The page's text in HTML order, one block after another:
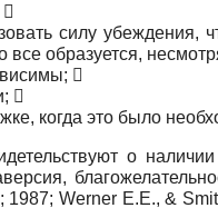
силу убеждения,
все образуется,


когда это было
о
Werner E.E., &